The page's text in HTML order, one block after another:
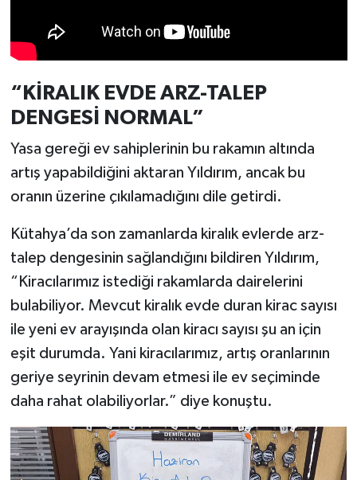
“KİRALIK EVDE ARZ-TALEP
DENGESİ NORMAL”
Yasa gereği ev sahiplerinin bu rakamın altında
artış yapabildiğini aktaran Yıldırım, ancak bu
oranın üzerine çıkılamadığını dile getirdi.
Kütahya’da son zamanlarda kiralık evlerde arz-
talep dengesinin sağlandığını bildiren Yıldırım,
“Kiracılarımız istediği rakamlarda dairelerini
bulabiliyor. Mevcut kiralık evde duran kirac sayısı
ile yeni ev arayışında olan kiracı sayısı şu an için
eşit durumda. Yani kiracılarımız, artış oranlarının
geriye seyrinin devam etmesi ile ev seçiminde
daha rahat olabiliyorlar.” diye konuştu.